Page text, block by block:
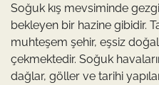
Soğuk kış mevsiminde
bekleyen bir hazine gibidir.
muhteşem şehir, eşsiz
çekmektedir. Soğuk
dağlar, göller ve tarihi